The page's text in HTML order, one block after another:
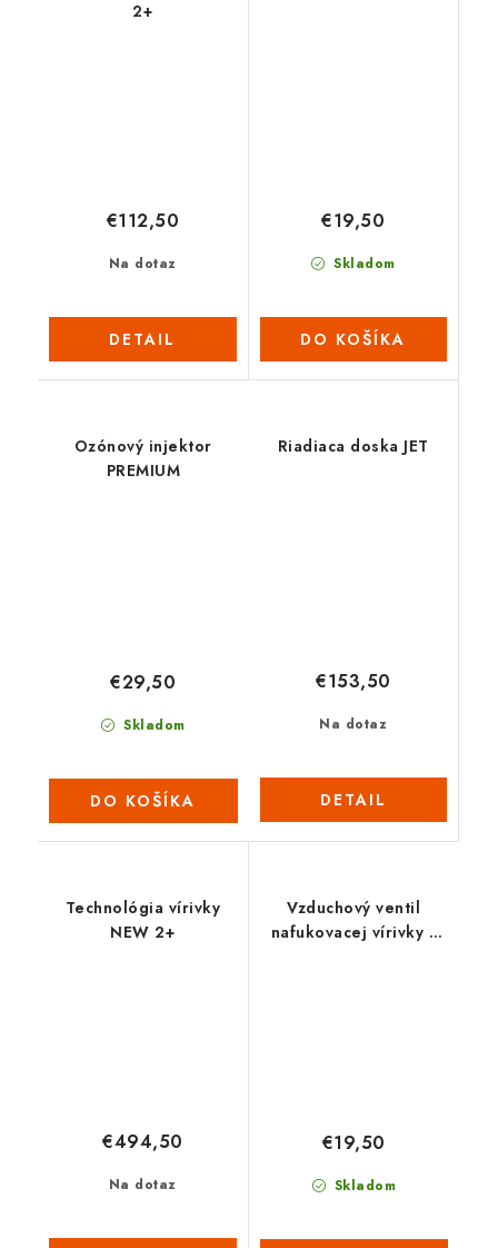
2+
Na dotaz
€112,50
DETAIL
Skladom
€19,50
DO KOŠÍKA
Ozónový injektor
PREMIUM
Skladom
€29,50
DO KOŠÍKA
Riadiaca doska JET
Na dotaz
€153,50
DETAIL
Technológia vírivky
NEW 2+
Na dotaz
€494,50
Vzduchový ventil
nafukovacej vírivky s
Skladom
€19,50